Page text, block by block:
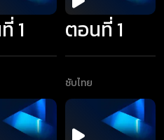
1 ตอนที่ 1
ซับไทย